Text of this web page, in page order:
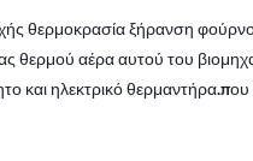
θερμοκρασία ξήρανση
θερμού αέρα αυτού του
και ηλεκτρικό